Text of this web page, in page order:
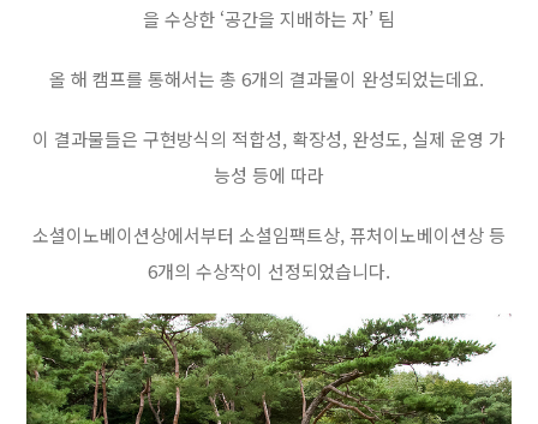
을 수상한 ‘공간을 지배하는 자’ 팀
올 해 캠프를 통해서는 총 6개의 결과물이 완성되었는데요.
이 결과물들은 구현방식의 적합성, 확장성, 완성도, 실제 운영 가
능성 등에 따라
소셜이노베이션상에서부터 소셜임팩트상, 퓨처이노베이션상 등
6개의 수상작이 선정되었습니다.